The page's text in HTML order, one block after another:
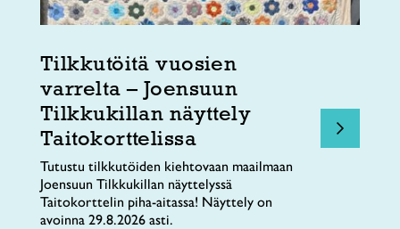
Tilkkutöitä vuosien
varrelta – Joensuun
Tilkkukillan näyttely
Taitokorttelissa
Tutustu tilkkutöiden kiehtovaan maailmaan
Joensuun Tilkkukillan näyttelyssä
Taitokorttelin piha-aitassa! Näyttely on
avoinna 29.8.2026 asti.